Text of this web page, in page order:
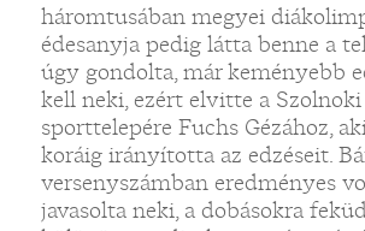
háromtusában megyei
édesanyja pedig látta benne a
úgy gondolta, már keményebb
kell neki, ezért elvitte a
sporttelepére Fuchs Gézához,
koráig irányította az edzéseit.
versenyszámban eredményes
javasolta neki, a dobásokra